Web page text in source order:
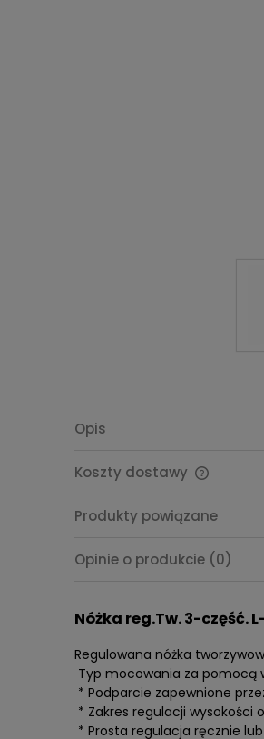
Opis
Koszty dostawy
Cena
Produkty powiązane
Opinie o produkcie (0)
Nóżka reg.Tw. 3-część.
Regulowana nóżka
Typ mocowania za pomocą
* Podparcie zapewnione
* Zakres regulacji wysokości
* Prosta regulacja ręcznie